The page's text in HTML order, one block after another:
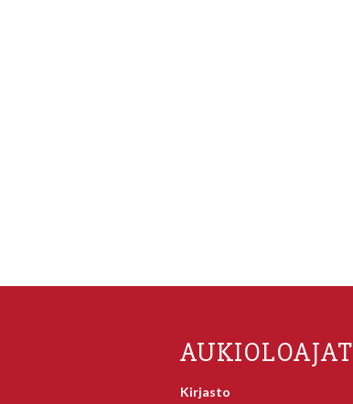
AUKIOLOAJAT
Kirjasto